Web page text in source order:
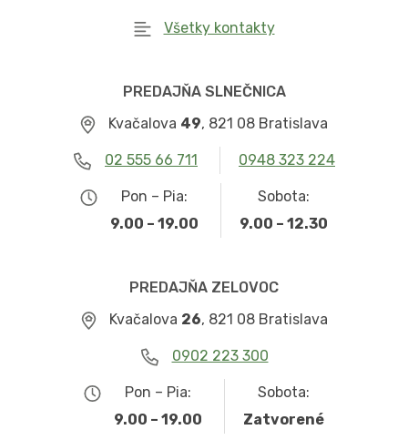
Všetky kontakty
PREDAJŇA SLNEČNICA
Kvačalova 49, 821 08 Bratislava
02 555 66 711 0948 323 224
Pon – Pia:
9.00 – 19.00
Sobota:
9.00 – 12.30
PREDAJŇA ZELOVOC
Kvačalova 26, 821 08 Bratislava
0902 223 300
Pon – Pia:
9.00 – 19.00
Sobota:
Zatvorené